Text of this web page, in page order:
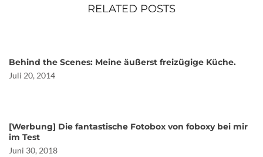
RELATED POSTS
Behind the Scenes: Meine äußerst freizügige Küche.
Juli 20, 2014
[Werbung] Die fantastische Fotobox von foboxy bei mir
im Test
Juni 30, 2018